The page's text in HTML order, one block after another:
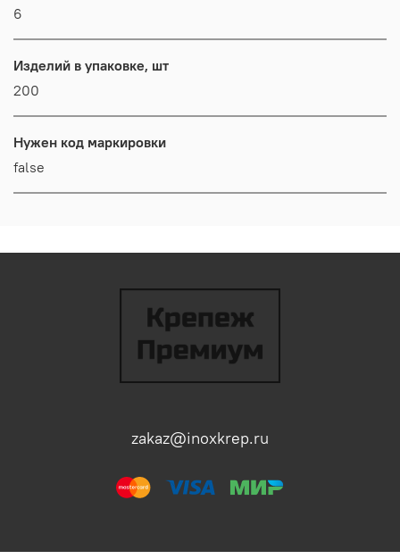
6
Изделий в упаковке, шт
200
Нужен код маркировки
false
zakaz@inoxkrep.ru